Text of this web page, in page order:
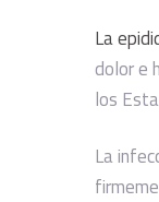
La
dolor e
los
La